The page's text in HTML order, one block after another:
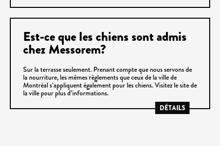
Est-ce que les chiens sont admis
chez Messorem?
Sur la terrasse seulement. Prenant compte que nous servons de
la nourriture, les mêmes règlements que ceux de la ville de
Montréal s’appliquent également pour les chiens. Visitez le site de
la ville pour plus d’informations.
DÉTAILS